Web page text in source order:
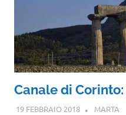
Canale di
19 FEBBRAIO 2018 MARTA